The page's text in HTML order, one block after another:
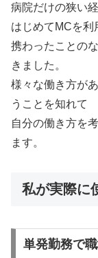
病院だけの狭い
はじめてMCを
携わったことの
きました。
様々な働き方が
うことを知れて
自分の働き方を
ます。
私が実際に
単発勤務で